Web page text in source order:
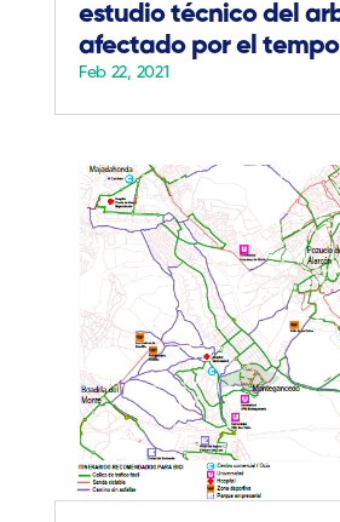
estudio técnico del
afectado por el
Feb 22, 2021